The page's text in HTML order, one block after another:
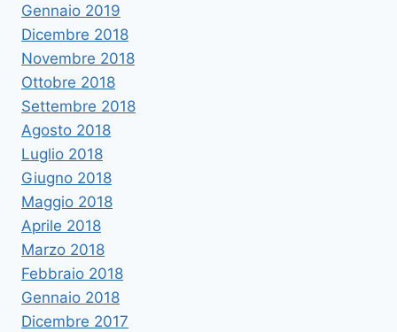
Gennaio 2019
Dicembre 2018
Novembre 2018
Ottobre 2018
Settembre 2018
Agosto 2018
Luglio 2018
Giugno 2018
Maggio 2018
Aprile 2018
Marzo 2018
Febbraio 2018
Gennaio 2018
Dicembre 2017